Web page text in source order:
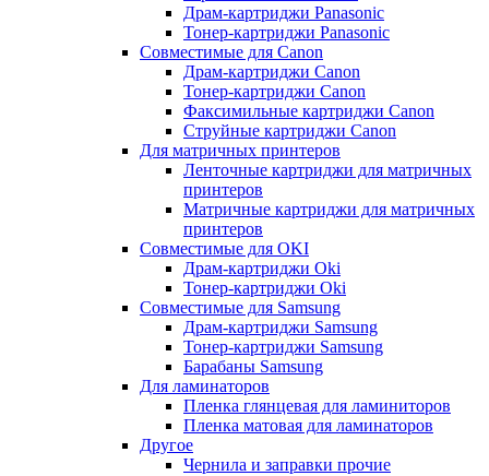
Драм-картриджи Panasonic
Тонер-картриджи Panasonic
Совместимые для Canon
Драм-картриджи Canon
Тонер-картриджи Canon
Факсимильные картриджи Canon
Струйные картриджи Canon
Для матричных принтеров
Ленточные картриджи для матричных
принтеров
Матричные картриджи для матричных
принтеров
Совместимые для OKI
Драм-картриджи Oki
Тонер-картриджи Oki
Совместимые для Samsung
Драм-картриджи Samsung
Тонер-картриджи Samsung
Барабаны Samsung
Для ламинаторов
Пленка глянцевая для ламиниторов
Пленка матовая для ламинаторов
Другое
Чернила и заправки прочие